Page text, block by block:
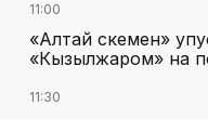
11:00
«Алтай Өскемен»
«Кызылжаром» на
11:30